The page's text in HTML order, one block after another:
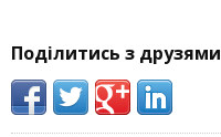
Поділитись з друзями